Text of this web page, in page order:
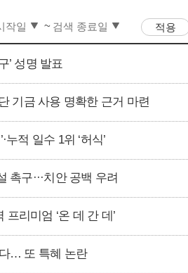
~
’ 성명 발표
기금 사용 명확한 근거 마련
누적 일수 1위 ‘허식’
구···치안 공백 우려
리미엄 ‘온 데 간 데’
… 또 특혜 논란